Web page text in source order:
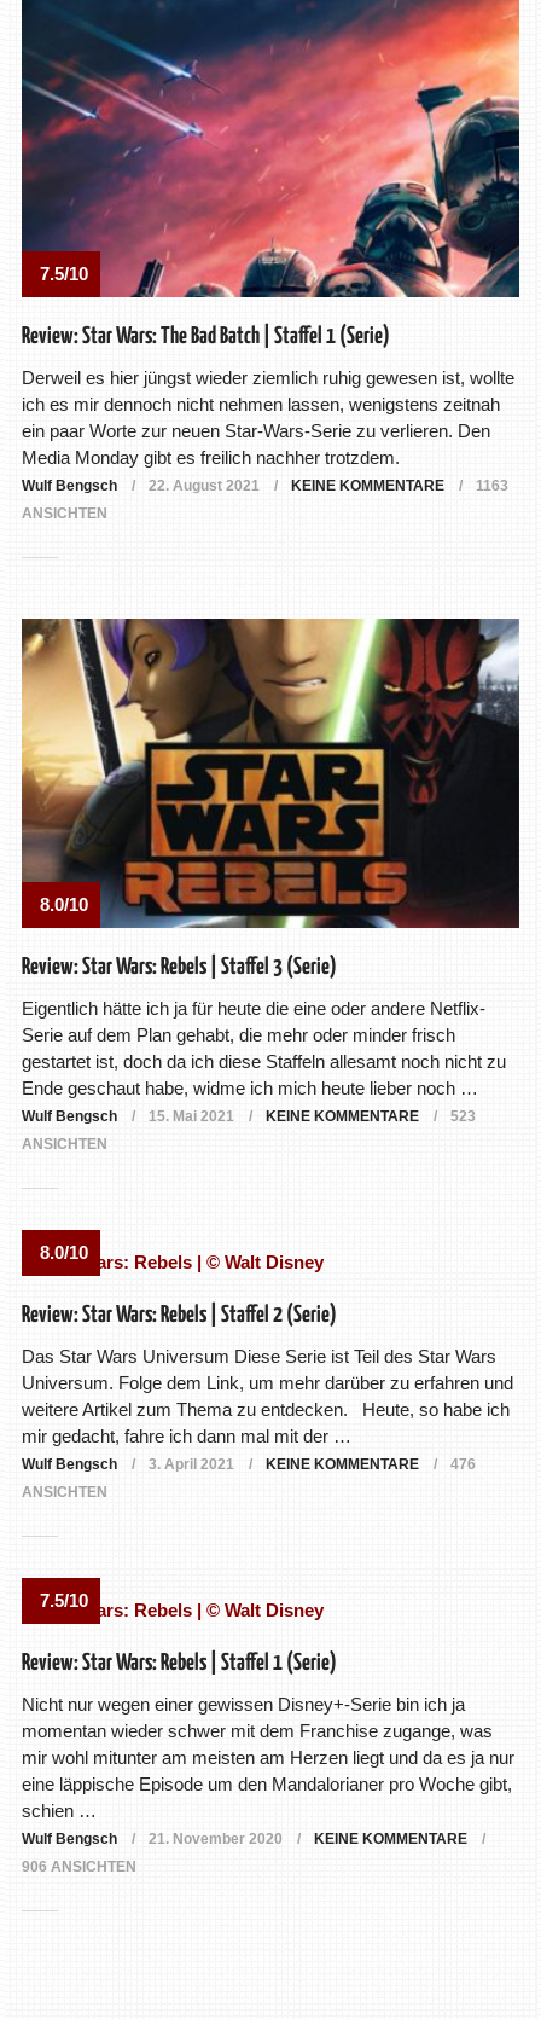
7.5/10
Review: Star Wars: The Bad Batch | Staffel 1 (Serie)
Derweil es hier jüngst wieder ziemlich ruhig gewesen ist, wollte
ich es mir dennoch nicht nehmen lassen, wenigstens zeitnah
ein paar Worte zur neuen Star-Wars-Serie zu verlieren. Den
Media Monday gibt es freilich nachher trotzdem.
Wulf Bengsch 22. August 2021 KEINE KOMMENTARE
1163
ANSICHTEN
8.0/10
Review: Star Wars: Rebels | Staffel 3 (Serie)
Eigentlich hätte ich ja für heute die eine oder andere Netflix-
Serie auf dem Plan gehabt, die mehr oder minder frisch
gestartet ist, doch da ich diese Staffeln allesamt noch nicht zu
Ende geschaut habe, widme ich mich heute lieber noch …
Wulf Bengsch 15. Mai 2021 KEINE KOMMENTARE
523
ANSICHTEN
8.0/10
Review: Star Wars: Rebels | Staffel 2 (Serie)
Das Star Wars Universum Diese Serie ist Teil des Star Wars
Universum. Folge dem Link, um mehr darüber zu erfahren und
weitere Artikel zum Thema zu entdecken. Heute, so habe ich
mir gedacht, fahre ich dann mal mit der …
Wulf Bengsch 3. April 2021 KEINE KOMMENTARE
476
ANSICHTEN
7.5/10
Review: Star Wars: Rebels | Staffel 1 (Serie)
Nicht nur wegen einer gewissen Disney+-Serie bin ich ja
momentan wieder schwer mit dem Franchise zugange, was
mir wohl mitunter am meisten am Herzen liegt und da es ja nur
eine läppische Episode um den Mandalorianer pro Woche gibt,
schien …
Wulf Bengsch 21. November 2020
KEINE KOMMENTARE
906 ANSICHTEN